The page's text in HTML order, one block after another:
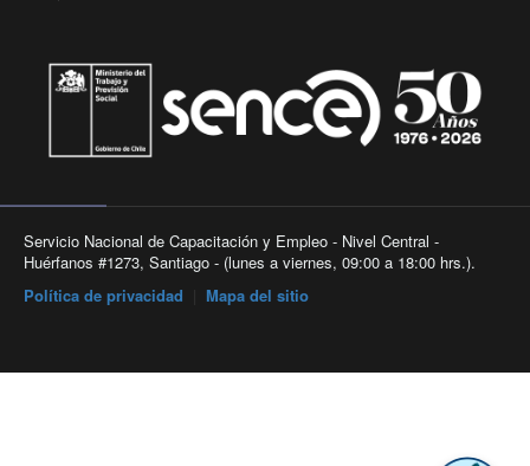
Servicio Nacional de Capacitación y Empleo - Nivel Central -
Huérfanos #1273, Santiago - (lunes a viernes, 09:00 a 18:00 hrs.).
Política de privacidad
Mapa del sitio